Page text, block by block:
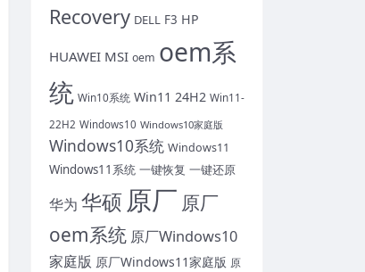
Recovery DELL F3 HP
HUAWEI MSI oem oem系
统 Win10系统 Win11 24H2 Win11-
22H2 Windows10 Windows10家庭版
Windows10系统 Windows11
Windows11系统 一键恢复 一键还原
华为 华硕 原厂 原厂
oem系统 原厂Windows10
家庭版 原厂Windows11家庭版 原